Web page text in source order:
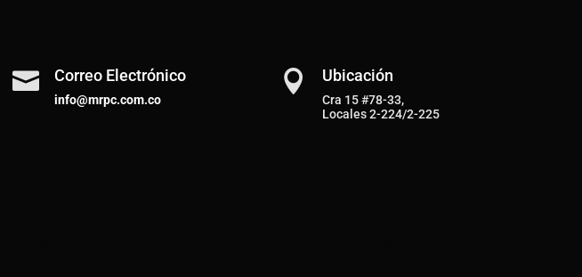
 Correo Electrónico
info@mrpc.com.co
 Ubicación
Cra 15 #78-33,
Locales 2-224/2-225